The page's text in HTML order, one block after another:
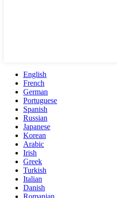
English
French
German
Portuguese
Spanish
Russian
Japanese
Korean
Arabic
Irish
Greek
Turkish
Italian
Danish